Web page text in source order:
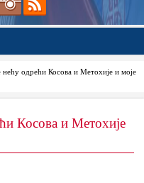
одрећи Косова и Метохије и моје
Косова и Метохије